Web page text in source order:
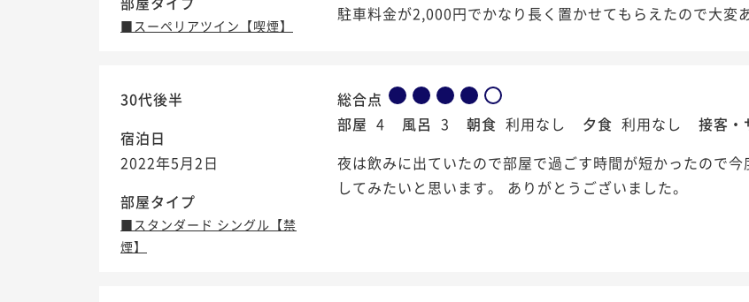
■スーペリアツイン【喫煙】
駐車料金が2,000円でかなり長く置かせてもらえたので大変
30代後半
宿泊日
2022年5月2日
部屋タイプ
■スタンダード シングル【禁
煙】
総合点
部屋 4 風呂 3 朝食 利用なし 夕食 利用なし 接客・
夜は飲みに出ていたので部屋で過ごす時間が短かったので
してみたいと思います。 ありがとうございました。